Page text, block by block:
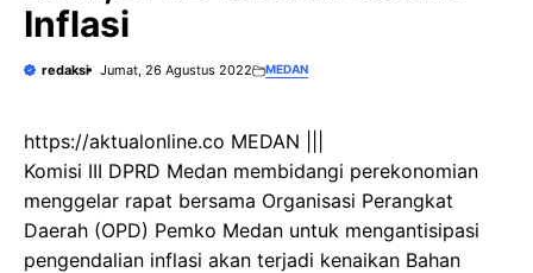
Inflasi
redaksi Jumat, 26 Agustus 2022 MEDAN
https://aktualonline.co MEDAN |||
Komisi III DPRD Medan membidangi perekonomian
menggelar rapat bersama Organisasi Perangkat
Daerah (OPD) Pemko Medan untuk mengantisipasi
pengendalian inflasi akan terjadi kenaikan Bahan